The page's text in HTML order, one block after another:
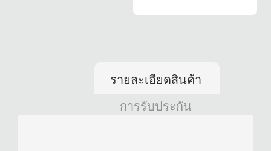
รายละเอียดสินค้า
การรับประกัน